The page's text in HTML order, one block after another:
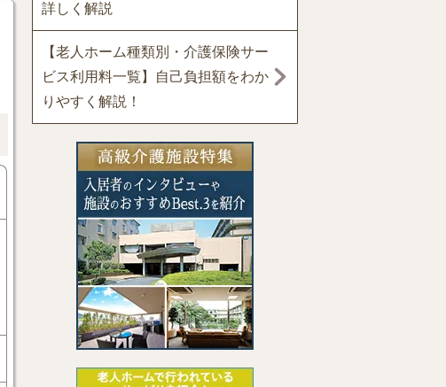
詳しく解説
【老人ホーム種類別・介護保険サー
ビス利用料一覧】自己負担額をわか
りやすく解説！